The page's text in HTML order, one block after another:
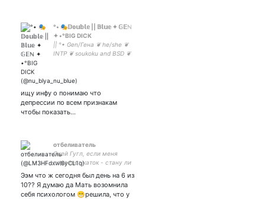
°• 🎭𝔻𝕠𝕦𝕓𝕝𝕖 || 𝔹𝕝𝕦𝕖 ✦ 𝔾𝔼ℕ
✦ •°BIG DICK
|| °• Gen/Гена ❦ he/she ❦
INTP ❦ soukoku and BSD ❦
хам а непосредственный ❦
ищу инфу о понимаю что
депрессии по всем признакам
чтобы показать…
отбеливатель
Окей Гугл, если меня
переедет каток - стану ли
Ээм что ж сегодня был день на 6 из
10?? Я думаю да Мать возомнила
себя психологом 😁решила, что у